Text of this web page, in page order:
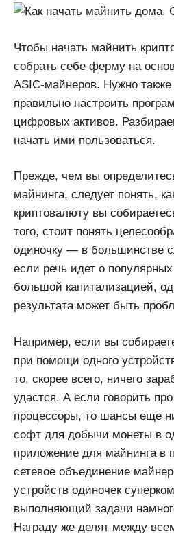
Чтобы начать майнить
собрать себе ферму на
ASIC-майнеров. Нужно также
правильно настроить
цифровых активов.
начать ими пользоваться.
Прежде, чем вы
майнинга, следует понять,
криптовалюту вы
того, стоит понять
одиночку — в большинстве
если речь идет о
большой капитализацией,
результата может быть
Например, если вы
при помощи одного
то, скорее всего, ничего
удастся. А если говорить
процессоры, то шансы еще
софт для добычи монеты в
приложение для майнинга в
сетевое объединение
устройств одиночек
выполняющий задачи
Награду же делят между